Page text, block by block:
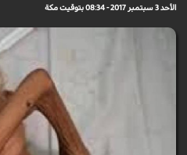
الأحد 3 سبتمبر 2017 - 08:34 بتوقيت مكة